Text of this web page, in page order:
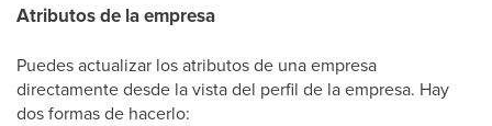
Atributos de la empresa
Puedes actualizar los atributos de una empresa
directamente desde la vista del perfil de la empresa. Hay
dos formas de hacerlo: